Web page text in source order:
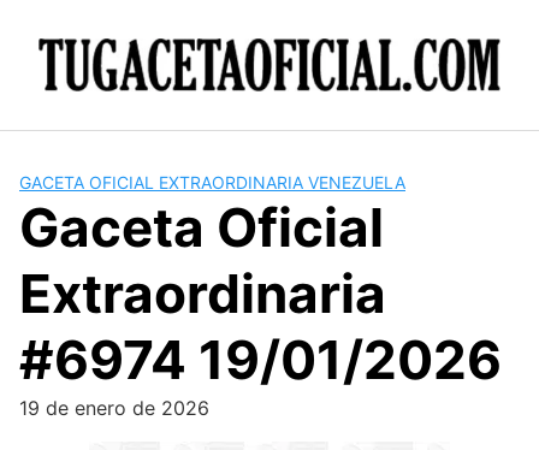
GACETA OFICIAL EXTRAORDINARIA VENEZUELA
Gaceta Oficial
Extraordinaria
#6974 19/01/2026
19 de enero de 2026